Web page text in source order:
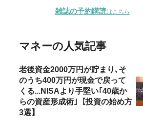
雑誌の予約購読はこちら
マネーの人気記事
老後資金2000万円が貯まり､そ
のうち400万円が現金で戻って
くる...NISAより手堅い｢40歳か
らの資産形成術｣【投資の始め方
3選】